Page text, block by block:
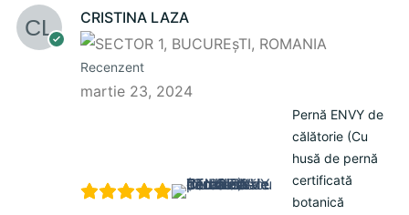
CRISTINA LAZA
Recenzent
martie 23, 2024
Pernă ENVY de
călătorie (Cu
husă de pernă
certificată
botanică